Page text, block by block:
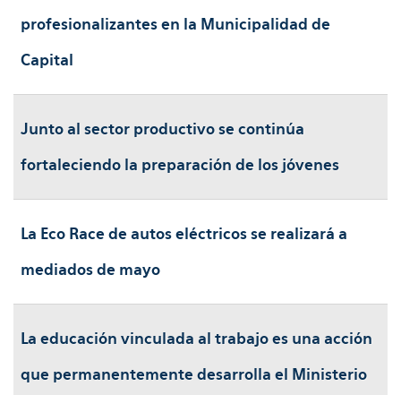
profesionalizantes en la Municipalidad de
Capital
Junto al sector productivo se continúa
fortaleciendo la preparación de los jóvenes
La Eco Race de autos eléctricos se realizará a
mediados de mayo
La educación vinculada al trabajo es una acción
que permanentemente desarrolla el Ministerio